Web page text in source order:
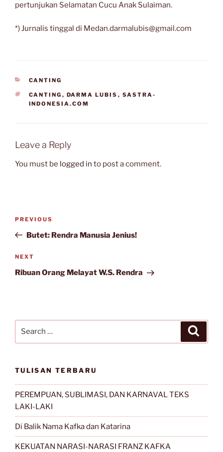
pertunjukan Selamatan Cucu Anak Sulaiman.
*) Jurnalis tinggal di Medan.darmalubis@gmail.com
CATEGORIES
CANTING
TAGS
CANTING , DARMA LUBIS , SASTRA-
INDONESIA.COM
Leave a Reply
You must be logged in to post a comment.
Previous
Post
PREVIOUS
Butet: Rendra Manusia Jenius!
Next
Post
NEXT
Ribuan Orang Melayat W.S. Rendra
TULISAN TERBARU
PEREMPUAN, SUBLIMASI, DAN KARNAVAL TEKS
LAKI-LAKI
Di Balik Nama Kafka dan Katarina
KEKUATAN NARASI-NARASI FRANZ KAFKA